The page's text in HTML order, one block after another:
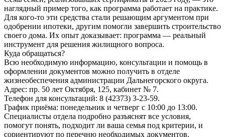
наглядный пример того, как программа работает на практике.
Для кого-то эти средства стали решающим аргументом при
одобрении ипотеки, другим помогли завершить строительство
своего дома. Их опыт доказывает: программа — реальный
инструмент для решения жилищного вопроса.
Куда обращаться?
Всю необходимую информацию, консультации и помощь в
оформлении документов можно получить в отделе
жизнеобеспечения администрации Дальнегорского округа.
Адрес: пр. 50 лет Октября, 125, кабинет № 7.
Телефон для консультаций: 8 (42373) 3-23-59.
График приёма: понедельник и четверг с 10:00 до 13:00.
Специалисты отдела подробно разъяснят все условия,
помогут понять, подходит ли ваша семья под критерии, и
сориентируют по перечню необходимых документов.